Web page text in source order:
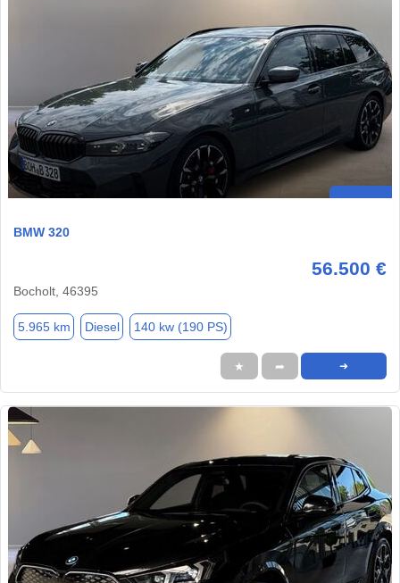
BMW 320
56.500 €
Bocholt, 46395
5.965 km Diesel 140 kw (190 PS)
★ ➦ ➜